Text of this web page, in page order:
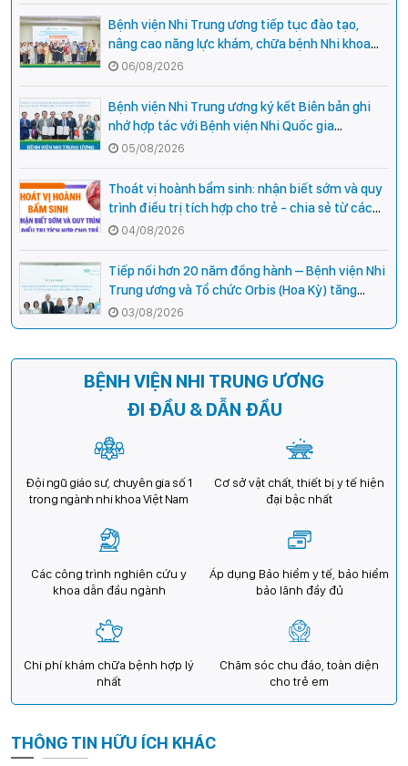
Bệnh viện Nhi Trung ương tiếp tục đào tạo,
nâng cao năng lực khám, chữa bệnh Nhi khoa
cho cán bộ y tế tại các tỉnh miền núi phía Bắc
06/08/2026
Bệnh viện Nhi Trung ương ký kết Biên bản ghi
nhớ hợp tác với Bệnh viện Nhi Quốc gia
Campuchia
05/08/2026
Thoát vị hoành bẩm sinh: nhận biết sớm và quy
trình điều trị tích hợp cho trẻ - chia sẻ từ các
chuyên gia hàng đầu của Bệnh Viện Nhi Trung
04/08/2026
Tiếp nối hơn 20 năm đồng hành – Bệnh viện Nhi
Trung ương và Tổ chức Orbis (Hoa Kỳ) tăng
cường hợp tác, mở rộng cơ hội bảo vệ thị lực
cho trẻ em Việt Nam
03/08/2026
BỆNH VIỆN NHI TRUNG ƯƠNG
ĐI ĐẦU & DẪN ĐẦU
Đội ngũ giáo sư, chuyên gia số 1
trong ngành nhi khoa Việt Nam
Cơ sở vật chất, thiết bị y tế hiện
đại bậc nhất
Các công trình nghiên cứu y
khoa dẫn đầu ngành
Áp dụng Bảo hiểm y tế, bảo hiểm
bảo lãnh đầy đủ
Chi phí khám chữa bệnh hợp lý
nhất
Chăm sóc chu đáo, toàn diện
cho trẻ em
THÔNG TIN HỮU ÍCH KHÁC